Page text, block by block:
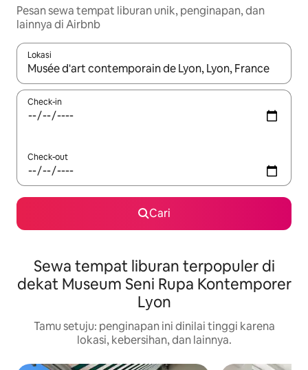
Pesan sewa tempat liburan unik, penginapan, dan
lainnya di Airbnb
Lokasi
Jika hasil yang dicari tersedia, telusuri dengan tombol panah
Check-in
Check-out
Cari
Sewa tempat liburan terpopuler di
dekat Museum Seni Rupa Kontemporer
Lyon
Tamu setuju: penginapan ini dinilai tinggi karena
lokasi, kebersihan, dan lainnya.